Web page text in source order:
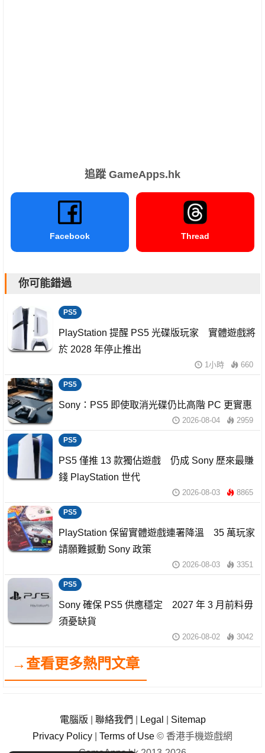
追蹤 GameApps.hk
Facebook Thread
你可能錯過
PS5
PlayStation 提醒 PS5 光碟版玩家 實體遊戲將
於 2028 年停止推出
1小時 660
PS5
Sony：PS5 即使取消光碟仍比高階 PC 更實惠
2026-08-04 2959
PS5
PS5 僅推 13 款獨佔遊戲 仍成 Sony 歷來最賺
錢 PlayStation 世代
2026-08-03 8865
PS5
PlayStation 保留實體遊戲連署降溫 35 萬玩家
請願難撼動 Sony 政策
2026-08-03 3351
PS5
Sony 確保 PS5 供應穩定 2027 年 3 月前料毋
須憂缺貨
2026-08-02 3042
→查看更多熱門文章
電腦版 聯絡我們 Legal
Sitemap
Privacy Policy
Terms of Use © 香港手機遊戲網